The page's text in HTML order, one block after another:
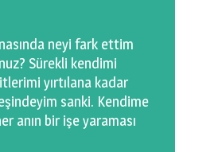
neyi fark ettim
Sürekli kendimi
yırtılana kadar
sanki. Kendime
anın bir işe yaraması